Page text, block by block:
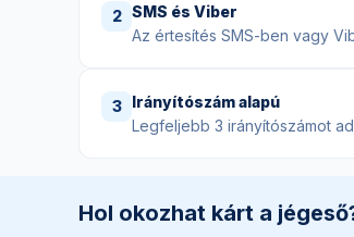
2 SMS és Viber
Az értesítés SMS-ben vagy
3
Irányítószám alapú
Legfeljebb 3 irányítószámot
Hol okozhat kárt a